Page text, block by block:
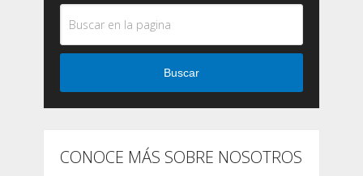
Buscar
CONOCE MÁS SOBRE NOSOTROS